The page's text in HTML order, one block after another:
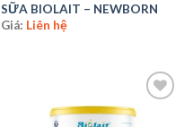
SỮA BIOLAIT – NEWBORN
Giá: Liên hệ